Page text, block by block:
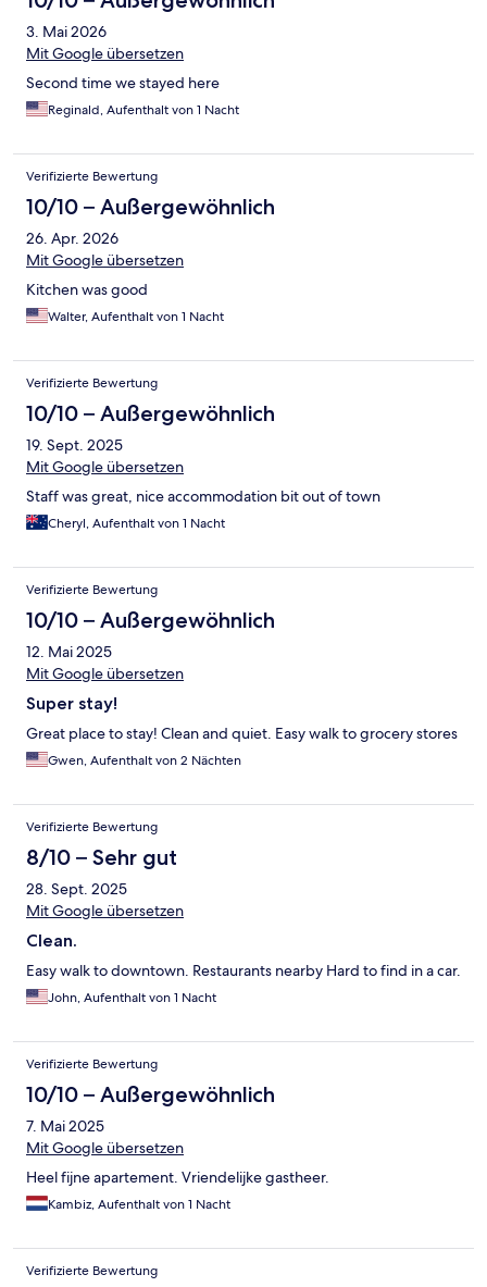
3. Mai 2026
Mit Google übersetzen
Second time we stayed here
Reginald, Aufenthalt von 1 Nacht
Verifizierte Bewertung
10/10 – Außergewöhnlich
26. Apr. 2026
Mit Google übersetzen
Kitchen was good
Walter, Aufenthalt von 1 Nacht
Verifizierte Bewertung
10/10 – Außergewöhnlich
19. Sept. 2025
Mit Google übersetzen
Staff was great, nice accommodation bit out of town
Cheryl, Aufenthalt von 1 Nacht
Verifizierte Bewertung
10/10 – Außergewöhnlich
12. Mai 2025
Mit Google übersetzen
Super stay!
Great place to stay! Clean and quiet. Easy walk to grocery stores
Gwen, Aufenthalt von 2 Nächten
Verifizierte Bewertung
8/10 – Sehr gut
28. Sept. 2025
Mit Google übersetzen
Clean.
Easy walk to downtown. Restaurants nearby Hard to find in a car.
John, Aufenthalt von 1 Nacht
Verifizierte Bewertung
10/10 – Außergewöhnlich
7. Mai 2025
Mit Google übersetzen
Heel fijne apartement. Vriendelijke gastheer.
Kambiz, Aufenthalt von 1 Nacht
Verifizierte Bewertung